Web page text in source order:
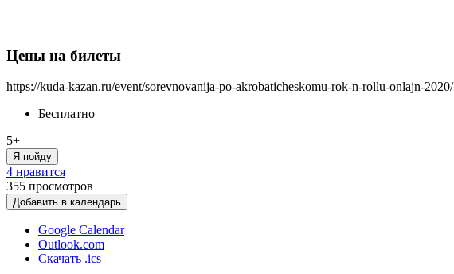
Цены на билеты
https://kuda-kazan.ru/event/sorevnovanija-po-akrobaticheskomu-rok-n-rollu-onlajn-2020/
Бесплатно
5+
Я пойду
4 нравится
355 просмотров
Добавить в календарь
Google Calendar
Outlook.com
Скачать .ics